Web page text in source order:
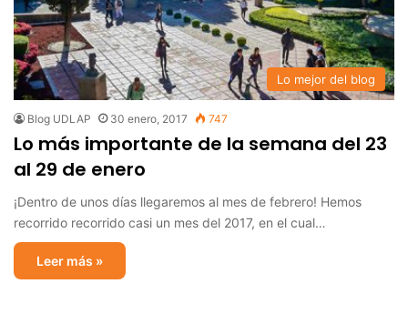
Lo mejor del blog
Blog UDLAP 30 enero, 2017 747
Lo más importante de la semana del 23
al 29 de enero
¡Dentro de unos días llegaremos al mes de febrero! Hemos
recorrido recorrido casi un mes del 2017, en el cual…
Leer más »